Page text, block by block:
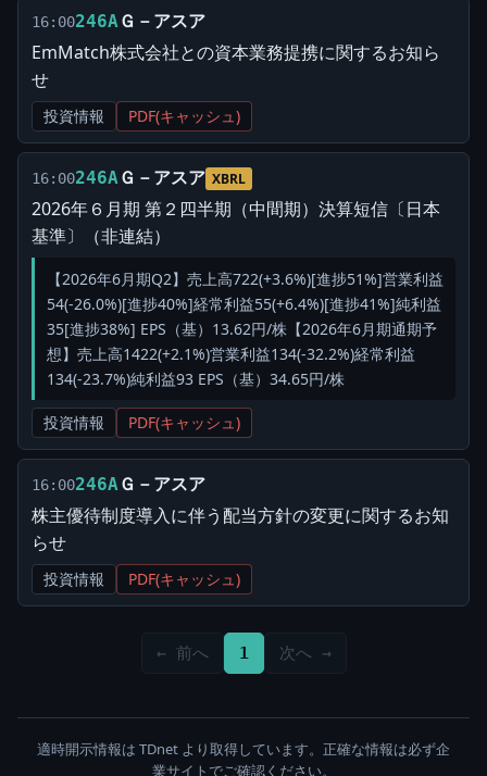
16:00246AＧ－アスア
EmMatch株式会社との資本業務提携に関するお知ら
せ
投資情報 PDF(キャッシュ)
16:00246AＧ－アスア XBRL
2026年６月期 第２四半期（中間期）決算短信〔日本
基準〕（非連結）
【2026年6月期Q2】売上高722(+3.6%)[進捗51%]営業利益
54(-26.0%)[進捗40%]経常利益55(+6.4%)[進捗41%]純利益
35[進捗38%] EPS（基）13.62円/株【2026年6月期通期予
想】売上高1422(+2.1%)営業利益134(-32.2%)経常利益
134(-23.7%)純利益93 EPS（基）34.65円/株
投資情報 PDF(キャッシュ)
16:00246AＧ－アスア
株主優待制度導入に伴う配当方針の変更に関するお知
らせ
投資情報 PDF(キャッシュ)
← 前へ 1 次へ →
適時開示情報は TDnet より取得しています。正確な情報は必ず企
業サイトでご確認ください。